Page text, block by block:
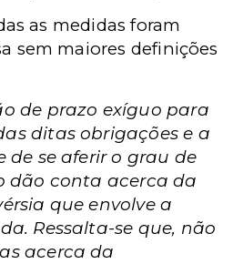
as medidas foram
sem maiores definições
de prazo exíguo para
ditas obrigações e a
de se aferir o grau de
dão conta acerca da
que envolve a
Ressalta-se que, não
acerca da